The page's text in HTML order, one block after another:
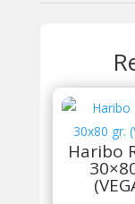
Haribo